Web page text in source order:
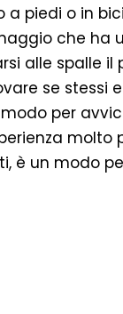
a piedi o in
che ha
alle spalle il
se stessi
per
molto
è un modo